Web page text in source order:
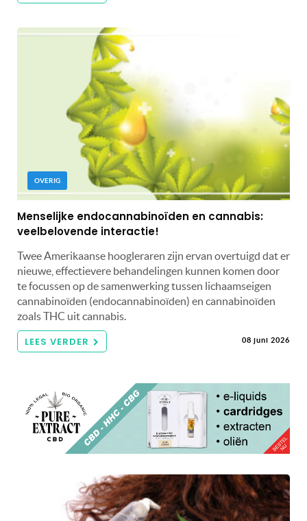
OVERIG
Menselijke endocannabinoïden en cannabis:
veelbelovende interactie!
Twee Amerikaanse hoogleraren zijn ervan overtuigd dat er
nieuwe, effectievere behandelingen kunnen komen door
te focussen op de samenwerking tussen lichaamseigen
cannabinoïden (endocannabinoïden) en cannabinoïden
zoals THC uit cannabis.
LEES VERDER 08 juni 2026